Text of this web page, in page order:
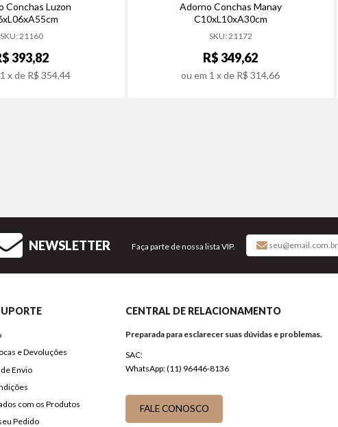
Conchas Luzon
SKU: 21160
393,82
1 x de R$ 354,44
Adorno Conchas Manay
C10xL10xA30cm
SKU: 21172
R$ 349,62
ou em 1 x de R$ 314,66
NEWSLETTER Faça parte de nossa lista VIP.
e Devoluções
Envio
com os Produtos
Pedido
CENTRAL DE RELACIONAMENTO
Preparada para esclarecer suas dúvidas e problemas.
SAC:
WhatsApp: (11) 96446-8136
FALE CONOSCO